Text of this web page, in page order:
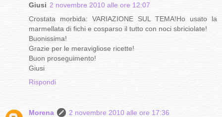
Giusi 2 novembre 2010 alle ore 12:07
Crostata morbida: VARIAZIONE SUL TEMA!Ho usato la
marmellata di fichi e cosparso il tutto con noci sbriciolate!
Buonissima!
Grazie per le meravigliose ricette!
Buon proseguimento!
Giusi
Rispondi
Morena
2 novembre 2010 alle ore 17:36